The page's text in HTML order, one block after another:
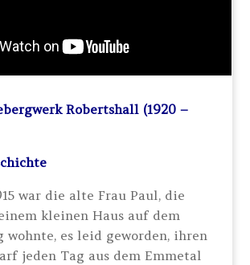
Robertshall (1920 –
war die alte Frau Paul, die
kleinen Haus auf dem
wohnte, es leid geworden, ihren
jeden Tag aus dem Emmetal